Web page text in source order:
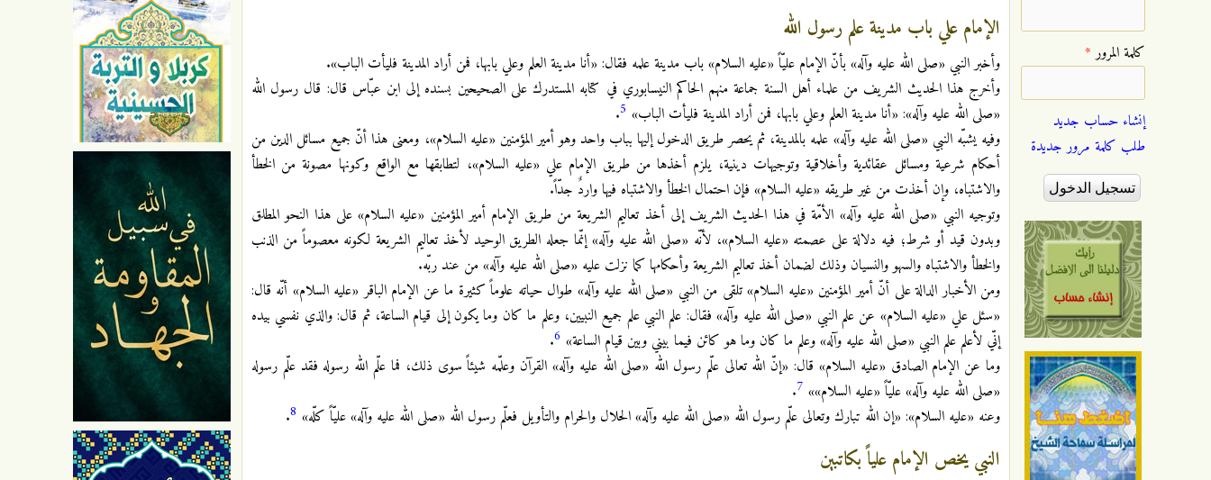
الإمام علي باب مدينة علم رسول الله
وأخبر النبي «صلى الله عليه وآله» بأنّ الإمام عليّاً «عليه السلام» باب مدينة علمه فقال: «أنا مدينة العلم وعلي بابها، فمن أراد المدينة فليأت الباب».
وأخرج هذا الحديث الشريف من علماء أهل السنة جماعة منهم الحاكم النيسابوري في كتابه المستدرك على الصحيحين بسنده إلى ابن عبّاس قال: قال رسول الله
«صلى الله عليه وآله»: «أنا مدينة العلم وعلي بابها، فمن أراد المدينة فليأت الباب» 5
.
وفيه يشبّه النبي «صلى الله عليه وآله» علمه بالمدينة، ثم يحصر طريق الدخول إليها بباب واحد وهو أمير المؤمنين «عليه السلام»، ومعنى هذا أنّ جميع مسائل الدين من
أحكام شرعية ومسائل عقائدية وأخلاقية وتوجيهات دينية، يلزم أخذها من طريق الإمام علي «عليه السلام»، لتطابقها مع الواقع وكونها مصونة من الخطأ
والاشتباه، وإن أخذت من غير طريقه «عليه السلام» فإن احتمال الخطأ والاشتباه فيها واردٌ جدّاً.
وتوجيه النبي «صلى الله عليه وآله» الأمّة في هذا الحديث الشريف إلى أخذ تعاليم الشريعة من طريق الإمام أمير المؤمنين «عليه السلام» على هذا النحو المطلق
وبدون قيد أو شرط؛ فيه دلالة على عصمته «عليه السلام»، لأنّه «صلى الله عليه وآله» إنّما جعله الطريق الوحيد لأخذ تعاليم الشريعة لكونه معصوماً من الذنب
والخطأ والاشتباه والسهو والنسيان وذلك لضمان أخذ تعاليم الشريعة وأحكامها كما نزلت عليه «صلى الله عليه وآله» من عند ربّه.
ومن الأخبار الدالة على أنّ أمير المؤمنين «عليه السلام» تلقى من النبي «صلى الله عليه وآله» طوال حياته علوماً كثيرة ما عن الإمام الباقر «عليه السلام» أنّه قال:
«سئل علي «عليه السلام» عن علم النبي «صلى الله عليه وآله» فقال: علم النبي علم جميع النبيين، وعلم ما كان وما يكون إلى قيام الساعة، ثم قال: والذي نفسي بيده
إنّي لأعلم علم النبي «صلى الله عليه وآله» وعلم ما كان وما هو كائن فيما بيني وبين قيام الساعة» 6
.
وما عن الإمام الصادق «عليه السلام» قال: «إنّ الله تعالى علّم رسول الله «صلى الله عليه وآله» القرآن وعلّمه شيئاً سوى ذلك، فما علّم الله رسوله فقد علّم رسوله
«صلى الله عليه وآله» عليّاً «عليه السلام»» 7
.
وعنه «عليه السلام»: «إن الله تبارك وتعالى علّم رسول الله «صلى الله عليه وآله» الحلال والحرام والتأويل فعلّم رسول الله «صلى الله عليه وآله» عليّاً كلّه» 8
.
النبي يخص الإمام علياً بكاتبين
‏كلمة المرور ‏*
إنشاء حساب جديد
طلب كلمة مرور جديدة